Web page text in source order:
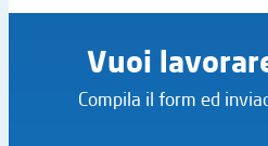
Vuoi
Compila il form ed